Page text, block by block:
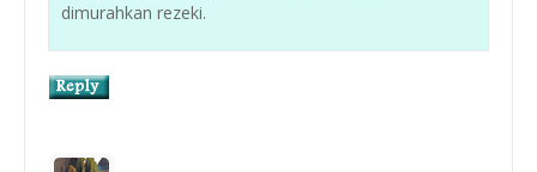
dimurahkan rezeki.